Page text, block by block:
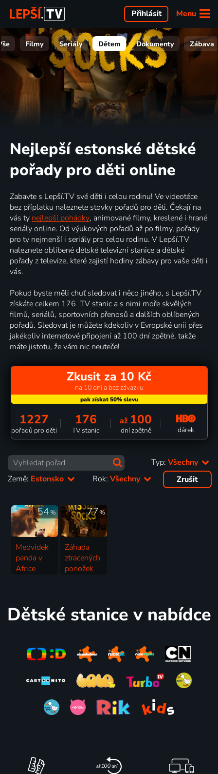
Menu
Přihlásit
Filmy Seriály Dětem Dokumenty Zábava
Nejlepší estonské dětské
pořady pro děti online
Zabavte s Lepší.TV své děti i celou rodinu! Ve videotéce
bez příplatku naleznete stovky pořadů pro děti. Čekají na
vás ty nejlepší pohádky, animované filmy, kreslené i hrané
seriály online. Od výukových pořadů až po filmy, pořady
pro ty nejmenší i seriály pro celou rodinu. V Lepší.TV
naleznete oblíbené dětské televizní stanice a dětské
pořady z televize, které zajistí hodiny zábavy pro vaše děti i
vás.
Pokud byste měli chuť sledovat i něco jiného, s Lepší.TV
získáte celkem 176 TV stanic a s nimi moře skvělých
filmů, seriálů, sportovních přenosů a dalších oblíbených
pořadů. Sledovat je můžete kdekoliv v Evropské unii přes
jakékoliv internetové připojení až 100 dní zpětně, takže
máte jistotu, že vám nic neuteče!
Zkusit za 10 Kč
na 10 dní a bez závazku
1227
pořadů pro děti
176
TV stanic
až 100
dní zpětně dárek
Typ: Všechny
Země: Estonsko Rok:Všechny Zrušit
54%
Medvídek
panda v
Africe
77%
Záhada
ztracených
ponožek
Dětské stanice v nabídce